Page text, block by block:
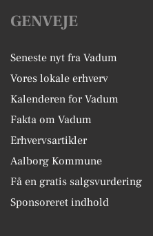
GENVEJE
Seneste nyt fra Vadum
Vores lokale erhverv
Kalenderen for Vadum
Fakta om Vadum
Erhvervsartikler
Aalborg Kommune
Få en gratis salgsvurdering
Sponsoreret indhold